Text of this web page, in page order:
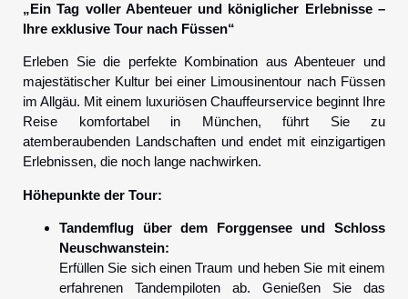
„Ein Tag voller Abenteuer und königlicher Erlebnisse –
Ihre exklusive Tour nach Füssen“
Erleben Sie die perfekte Kombination aus Abenteuer und
majestätischer Kultur bei einer Limousinentour nach Füssen
im Allgäu. Mit einem luxuriösen Chauffeurservice beginnt Ihre
Reise komfortabel in München, führt Sie zu
atemberaubenden Landschaften und endet mit einzigartigen
Erlebnissen, die noch lange nachwirken.
Höhepunkte der Tour:
Tandemflug über dem Forggensee und Schloss
Neuschwanstein:
Erfüllen Sie sich einen Traum und heben Sie mit einem
erfahrenen Tandempiloten ab. Genießen Sie das